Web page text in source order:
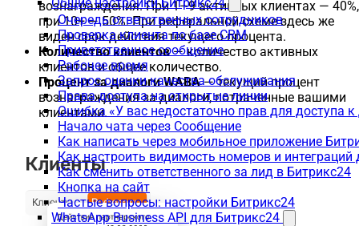
Очередь ответственных сотрудников
Проверка клиента по базе CRM
Приветственное сообщение
Рабочее время
Запрос оценки качества обслуживания
Права доступа на открытые линии
Ошибка «У вас недостаточно прав для доступа
Начало чата через Сообщение
Как написать через мобильное приложение
Как настроить видимость номеров и
Как сменить ответственного за лид в Битрикс24
Кнопка на сайт
Частые вопросы: настройки Битрикс24
WhatsApp Business API для Битрикс24
вознаграждения. При 1–9 активных клиентах — 40%,
при 10+ — 50%. При реферальной схеме здесь же
виден срок действия текущего процента.
Количество клиентов— количество активных
клиентов и общее количество.
Процент за диалоги WABA— текущий процент
вознаграждения за диалоги, потраченные вашими
клиентами.